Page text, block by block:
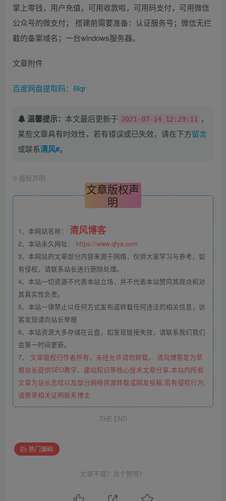
掌上零钱，用户充值，可用收款啦，可用码支付，可用微信
公众号的微支付； 搭建前需要准备：认证服务号；微信无拦
截的备案域名；一台windows服务器。
文章附件
百度网盘提取码：6fqr
温馨提示： 本文最后更新于 2021-07-14 12:29:11 ，
某些文章具有时效性，若有错误或已失效，请在下方留言
或联系清风#。
© 版权声明
文章版权声
明
1、本网站名称： 清风博客
2、本站永久网址： https://www.qfya.com
3、本网站的文章部分内容来源于网络，仅供大家学习与参考，如
有侵权，请联系站长进行删除处理。
4、本站一切资源不代表本站立场，并不代表本站赞同其观点和对
其真实性负责。
5、本站一律禁止以任何方式发布或转载任何违法的相关信息，访
客发现请向站长举报
6、本站资源大多存储在云盘，如发现链接失效，请联系我们我们
会第一时间更新。
7、 文章版权归作者所有，未经允许请勿转载。 清风博客是为草
根站长提供SEO教学、建站知识等核心技术文章分享,本站内所有
文章为站长总结以及部分网络资源转载或网友投稿,若有侵权行为,
请携带相关证明联系博主
THE END
热门源码
文章不错？点个赞呗！